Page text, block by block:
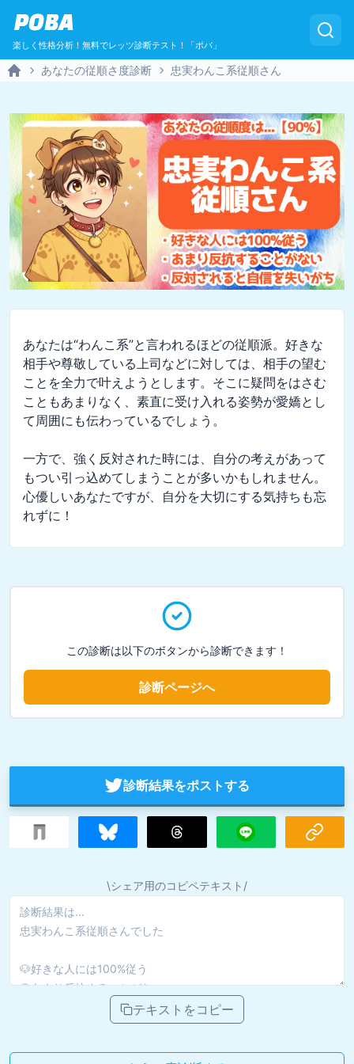
POBA
楽しく性格分析！無料でレッツ診断テスト！「ポバ」
あなたの従順さ度診断 忠実わんこ系従順さん
あなたは“わんこ系”と言われるほどの従順派。好きな
相手や尊敬している上司などに対しては、相手の望む
ことを全力で叶えようとします。そこに疑問をはさむ
こともあまりなく、素直に受け入れる姿勢が愛嬌とし
て周囲にも伝わっているでしょう。
一方で、強く反対された時には、自分の考えがあって
もつい引っ込めてしまうことが多いかもしれません。
心優しいあなたですが、自分を大切にする気持ちも忘
れずに！
この診断は以下のボタンから診断できます！
診断ページへ
診断結果をポストする
\シェア用のコピペテキスト/
テキストをコピー